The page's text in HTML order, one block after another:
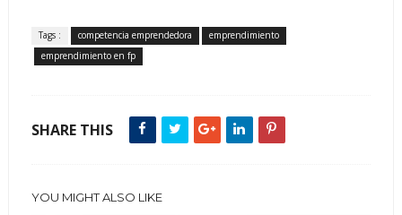
Tags : competencia emprendedora
emprendimiento
emprendimiento en fp
SHARE THIS
YOU MIGHT ALSO LIKE